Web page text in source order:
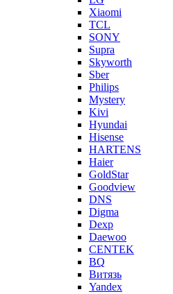
Xiaomi
TCL
SONY
Supra
Skyworth
Sber
Philips
Mystery
Kivi
Hyundai
Hisense
HARTENS
Haier
GoldStar
Goodview
DNS
Digma
Dexp
Daewoo
CENTEK
BQ
Витязь
Yandex